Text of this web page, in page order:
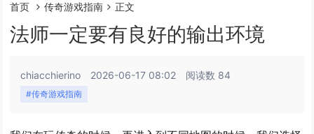
首页 传奇游戏指南 正文
法师一定要有良好的输出环境
chiacchierino 2026-06-17 08:02 阅读数 84
#传奇游戏指南